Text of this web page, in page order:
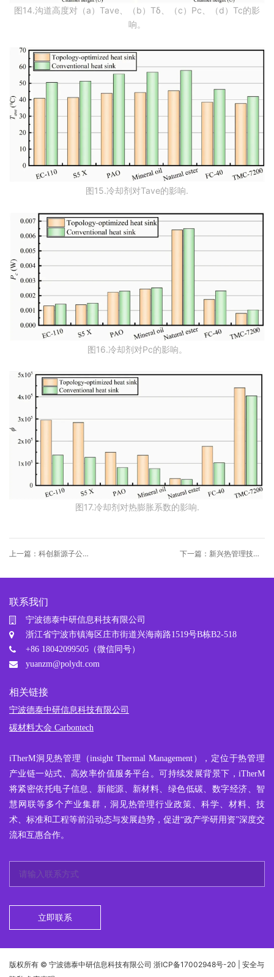
图14.沟道高度对（a）Tave、（b）Tδ、（c）Pc、（d）Tc的影
响。
图15.冷却剂对Tave的影响.
图16.冷却剂对Pc的影响。
图17.冷却剂对热膨胀系数的影响.
上一篇：科创新源子公司
下一篇：新兴热管理技术
联系我们
宁波德泰中研信息科技有限公司
浙江省宁波市镇海区庄市街道兴海南路1519号B栋B2-518
+86 18042099505（微信同号）
yuanzm@polydt.com
相关链接
宁波德泰中研信息科技有限公司
碳材料大会 Carbontech
iTherM洞见热管理
（insight Thermal Management），定位于热管理
产业链一站式、高效率价值服务平台。可持续发展背景下，iTherM
将紧密依托电子信息、新能源、新材料、绿色低碳、数字经济、智
慧网联等多个产业集群，洞见热管理行业政策、科学、材料、技
术、标准和工程等前沿动态与发展趋势，促进“政产学研用资”深度交
流和互惠合作。
立即联系
版权所有 © 宁波德泰中研信息科技有限公司 浙ICP备17002948号-20 | 安全与